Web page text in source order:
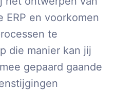
ERP en voorkomen
te
die manier kan jij
gepaard gaande